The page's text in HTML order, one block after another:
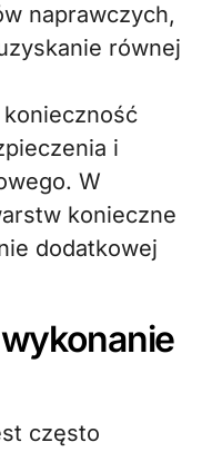
naprawczych,
równej
konieczność
i
W
konieczne
dodatkowej
często